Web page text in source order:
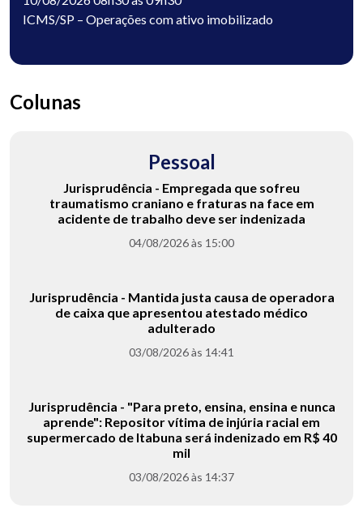
ICMS/SP – Operações com ativo imobilizado
Colunas
Pessoal
Jurisprudência - Empregada que sofreu
traumatismo craniano e fraturas na face em
acidente de trabalho deve ser indenizada
04/08/2026 às 15:00
Jurisprudência - Mantida justa causa de operadora
de caixa que apresentou atestado médico
adulterado
03/08/2026 às 14:41
Jurisprudência - "Para preto, ensina, ensina e nunca
aprende": Repositor vítima de injúria racial em
supermercado de Itabuna será indenizado em R$ 40
mil
03/08/2026 às 14:37